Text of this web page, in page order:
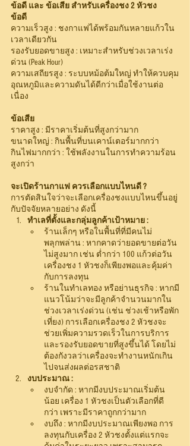
ข้อดี และ ข้อเสีย สำหรับเครื่องชง 2 หัวชง
ข้อดี
ความเร็วสูง : ชงกาแฟได้พร้อมกันหลายแก้วใน
เวลาเดียวกัน
รองรับยอดขายสูง : เหมาะสำหรับช่วงเวลาเร่ง
ด่วน (Peak Hour)
ความเสถียรสูง : ระบบหม้อต้มใหญ่ ทำให้ควบคุม
อุณหภูมิและความดันได้ดีกว่าเมื่อใช้งานต่อ
เนื่อง
ข้อเสีย
ราคาสูง : มีราคาเริ่มต้นที่สูงกว่ามาก
ขนาดใหญ่ : กินพื้นที่บนเคาน์เตอร์มากกว่า
กินไฟมากกว่า : ใช้พลังงานในการทำความร้อน
สูงกว่า
จะเปิดร้านกาแฟ ควรเลือกแบบไหนดี ?
การตัดสินใจว่าจะเลือกเครื่องชงแบบไหนขึ้นอยู่
กับปัจจัยหลายอย่าง ดังนี้
ทำเลที่ตั้งและกลุ่มลูกค้าเป้าหมาย :
ร้านเล็กๆ หรือในพื้นที่ที่มีคนไม่
พลุกพล่าน : หากคาดว่ายอดขายต่อวัน
ไม่สูงมาก เช่น ต่ำกว่า 100 แก้วต่อวัน
เครื่องชง 1 หัวชงก็เพียงพอและคุ้มค่า
กับการลงทุน
ร้านในทำเลทอง หรือย่านธุรกิจ : หากมี
แนวโน้มว่าจะมีลูกค้าจำนวนมากใน
ช่วงเวลาเร่งด่วน (เช่น ช่วงเช้าหรือพัก
เที่ยง) การเลือกเครื่องชง 2 หัวชงจะ
ช่วยเพิ่มความรวดเร็วในการบริการ
และรองรับยอดขายที่สูงขึ้นได้ โดยไม่
ต้องกังวลว่าเครื่องจะทำงานหนักเกิน
ไปจนส่งผลต่อรสชาติ
งบประมาณ :
งบจำกัด : หากมีงบประมาณเริ่มต้น
น้อย เครื่อง 1 หัวชงเป็นตัวเลือกที่ดี
กว่า เพราะมีราคาถูกกว่ามาก
งบถึง : หากมีงบประมาณเพียงพอ การ
ลงทุนกับเครื่อง 2 หัวชงตั้งแต่แรกจะ